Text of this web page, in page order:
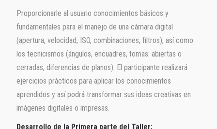
Proporcionarle al usuario conocimientos básicos y
fundamentales para el manejo de una cámara digital
(apertura, velocidad, ISO, combinaciones, filtros), así como
los tecnicismos (ángulos, encuadres, tomas: abiertas o
cerradas, diferencias de planos). El participante realizará
ejercicios prácticos para aplicar los conocimientos
aprendidos y así podrá transformar sus ideas creativas en
imágenes digitales o impresas.
Desarrollo de la Primera parte del Taller: